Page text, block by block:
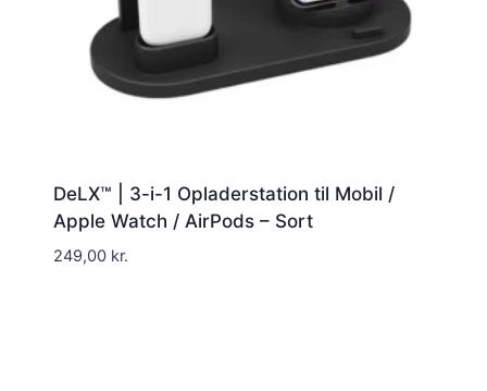
DeLX™ | 3-i-1 Opladerstation til Mobil /
Apple Watch / AirPods – Sort
249,00 kr.